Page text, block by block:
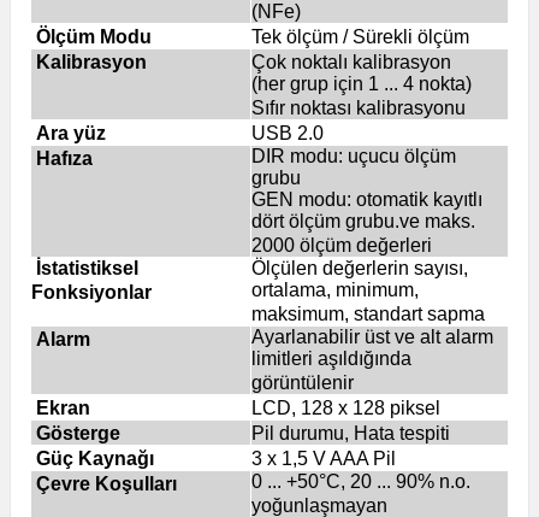
(NFe)
Ölçüm Modu
Tek ölçüm / Sürekli ölçüm
Kalibrasyon
Çok noktalı kalibrasyon
(her grup için 1 ... 4 nokta)
Sıfır noktası kalibrasyonu
Ara yüz
USB 2.0
Hafıza
DIR modu: uçucu ölçüm
grubu
GEN modu: otomatik kayıtlı
dört ölçüm grubu.ve maks.
2000 ölçüm değerleri
İstatistiksel
Fonksiyonlar
Ölçülen değerlerin sayısı,
ortalama, minimum,
maksimum, standart sapma
Alarm
Ayarlanabilir üst ve alt alarm
limitleri aşıldığında
görüntülenir
Ekran
LCD, 128 x 128 piksel
Gösterge
Pil durumu, Hata tespiti
Güç Kaynağı
3 x 1,5 V AAA Pil
Çevre Koşulları
0 ... +50°C, 20 ... 90% n.o.
yoğunlaşmayan